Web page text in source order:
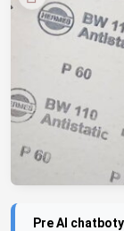
Pre AI